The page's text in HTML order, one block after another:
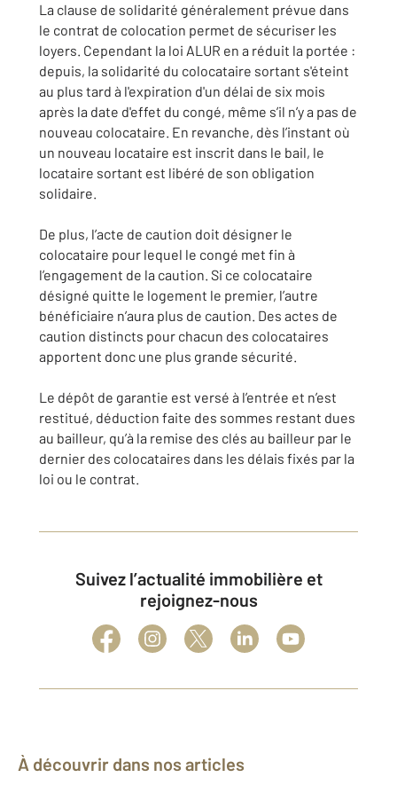
La clause de solidarité généralement prévue dans
le contrat de colocation permet de sécuriser les
loyers. Cependant la loi ALUR en a réduit la portée :
depuis, la solidarité du colocataire sortant s'éteint
au plus tard à l'expiration d'un délai de six mois
après la date d'effet du congé, même s’il n’y a pas de
nouveau colocataire. En revanche, dès l’instant où
un nouveau locataire est inscrit dans le bail, le
locataire sortant est libéré de son obligation
solidaire.
De plus, l’acte de caution doit désigner le
colocataire pour lequel le congé met fin à
l’engagement de la caution. Si ce colocataire
désigné quitte le logement le premier, l’autre
bénéficiaire n’aura plus de caution. Des actes de
caution distincts pour chacun des colocataires
apportent donc une plus grande sécurité.
Le dépôt de garantie est versé à l’entrée et n’est
restitué, déduction faite des sommes restant dues
au bailleur, qu’à la remise des clés au bailleur par le
dernier des colocataires dans les délais fixés par la
loi ou le contrat.
Suivez l’actualité immobilière et
rejoignez-nous
À découvrir dans nos articles